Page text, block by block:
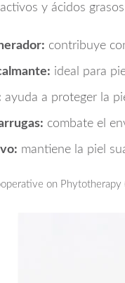
y ácidos
contribuye
ideal para
ayuda a proteger la
combate el
mantiene la piel
on Phytotherapy